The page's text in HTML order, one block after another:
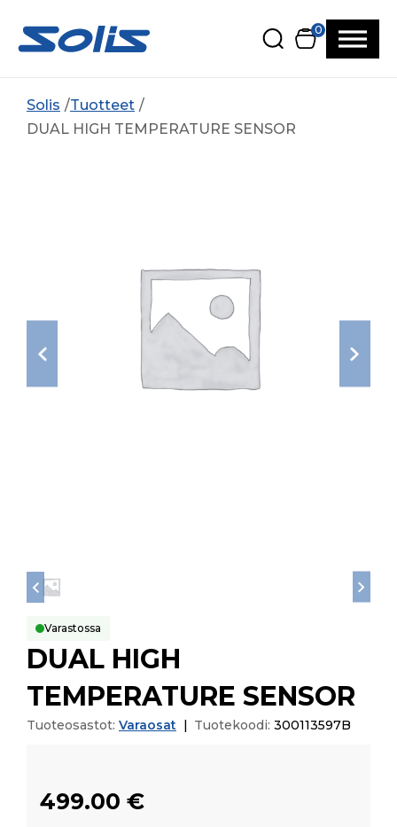
0
Solis
Tuotteet
DUAL HIGH TEMPERATURE SENSOR
Varastossa
DUAL HIGH
TEMPERATURE SENSOR
Tuoteosastot: Varaosat Tuotekoodi: 300113597B
499.00 €